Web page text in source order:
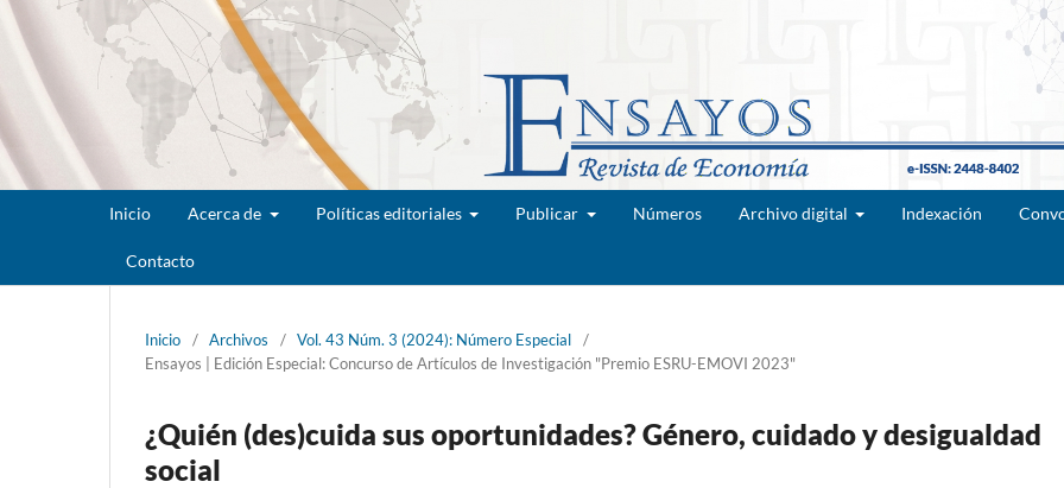
Inicio Acerca de Políticas editoriales Publicar Números Archivo digital Indexación
Contacto
Inicio / Archivos / Vol. 43 Núm. 3 (2024): Número Especial
/
Ensayos | Edición Especial: Concurso de Artículos de Investigación "Premio ESRU-EMOVI 2023"
¿Quién (des)cuida sus oportunidades? Género, cuidado y desigualdad
social